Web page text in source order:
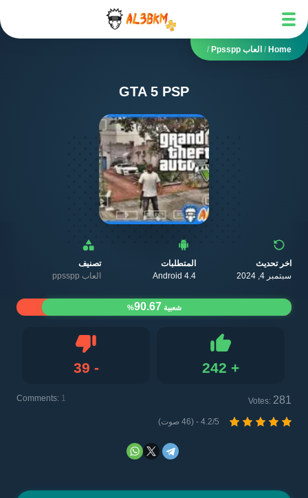
Home
/ العاب Ppsspp /
GTA 5 PSP
اخر تحديث
سبتمبر 4, 2024
المتطلبات
Android 4.4
تصنيف
العاب ppsspp
+
242
Like
-
39
Votes: 281
Comments: 1
4.2/5 - (46 صوت)
شعبية 90.67
%